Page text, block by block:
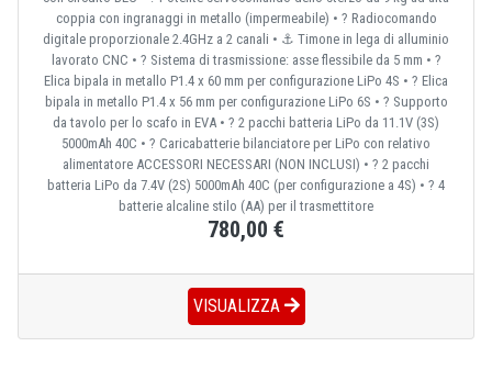
coppia con ingranaggi in metallo (impermeabile) • ? Radiocomando
digitale proporzionale 2.4GHz a 2 canali • ⚓ Timone in lega di alluminio
lavorato CNC • ? Sistema di trasmissione: asse flessibile da 5 mm • ?
Elica bipala in metallo P1.4 x 60 mm per configurazione LiPo 4S • ? Elica
bipala in metallo P1.4 x 56 mm per configurazione LiPo 6S • ? Supporto
da tavolo per lo scafo in EVA • ? 2 pacchi batteria LiPo da 11.1V (3S)
5000mAh 40C • ? Caricabatterie bilanciatore per LiPo con relativo
alimentatore ACCESSORI NECESSARI (NON INCLUSI) • ? 2 pacchi
batteria LiPo da 7.4V (2S) 5000mAh 40C (per configurazione a 4S) • ? 4
batterie alcaline stilo (AA) per il trasmettitore
780,00 €
VISUALIZZA